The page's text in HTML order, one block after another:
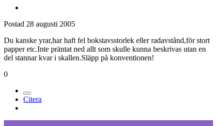
Postad 28 augusti 2005
Du kanske yrar,har haft fel bokstavsstorlek eller radavstånd,för stort
papper etc.Inte präntat ned allt som skulle kunna beskrivas utan en
del stannar kvar i skallen.Släpp på konventionen!
0
Citera